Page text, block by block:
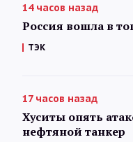
14 часов назад
Россия вошла в
ТЭК
17 часов назад
Хуситы опять
нефтяной танкер